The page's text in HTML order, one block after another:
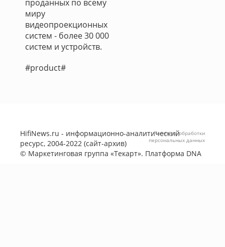
проданных по всему
миру
видеопроекционных
систем - более 30 000
систем и устройств.
#product#
HifiNews.ru - информационно-аналитический
ресурс, 2004-2022 (сайт-архив)
© Маркетинговая группа «Текарт». Платформа DNA
Политика обработки
персональных данных